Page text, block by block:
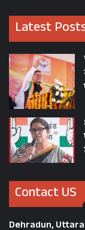
Latest
Contact US
Dehradun,